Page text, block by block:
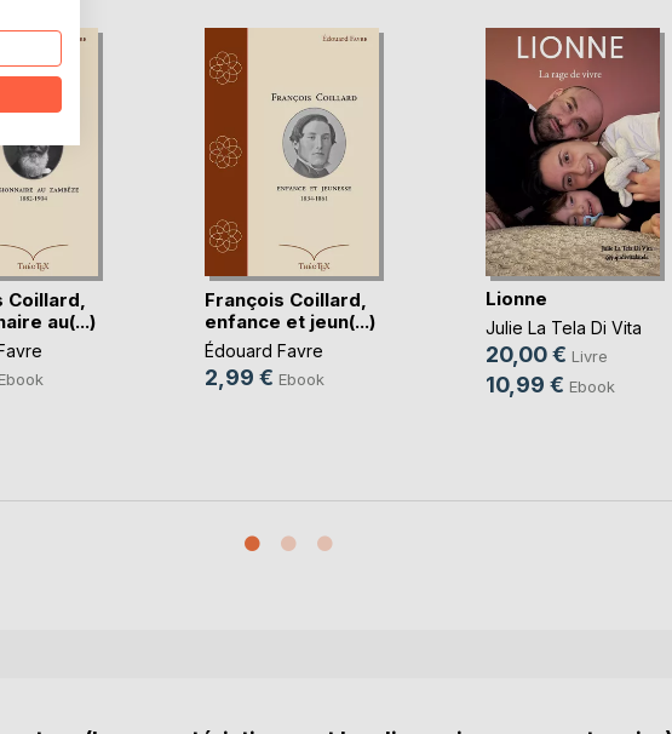
Coillard,
au(...)
Ebook
François Coillard,
enfance et jeun(...)
Édouard Favre
2,99 € Ebook
Lionne
Julie La Tela Di Vita
20,00 € Livre
10,99 € Ebook